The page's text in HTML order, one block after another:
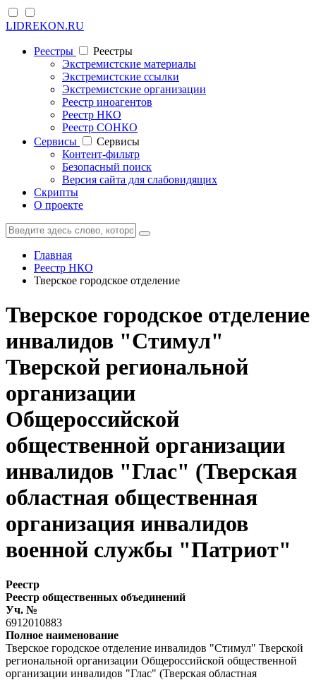
LIDREKON.RU
Реестры
Реестры
Экстремистские материалы
Экстремистские ссылки
Экстремистские организации
Реестр иноагентов
Реестр НКО
Реестр СОНКО
Cервисы
Cервисы
Контент-фильтр
Безопасный поиск
Версия сайта для слабовидящих
Скрипты
О проекте
Главная
Реестр НКО
Тверское городское отделение
Тверское городское отделение
инвалидов "Стимул"
Тверской региональной
организации
Общероссийской
общественной организации
инвалидов "Глас" (Тверская
областная общественная
организация инвалидов
военной службы "Патриот"
Реестр
Реестр общественных объединений
Уч. №
6912010883
Полное наименование
Тверское городское отделение инвалидов "Стимул" Тверской
региональной организации Общероссийской общественной
организации инвалидов "Глас" (Тверская областная